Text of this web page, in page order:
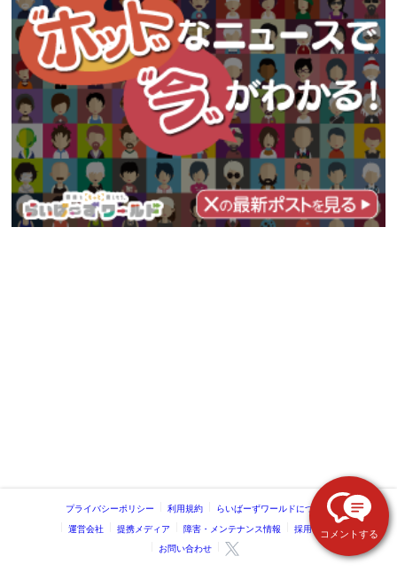
コメントする
プライバシーポリシー 利用規約 らいばーずワールドについて
運営会社 提携メディア 障害・メンテナンス情報 採用情報
お問い合わせ